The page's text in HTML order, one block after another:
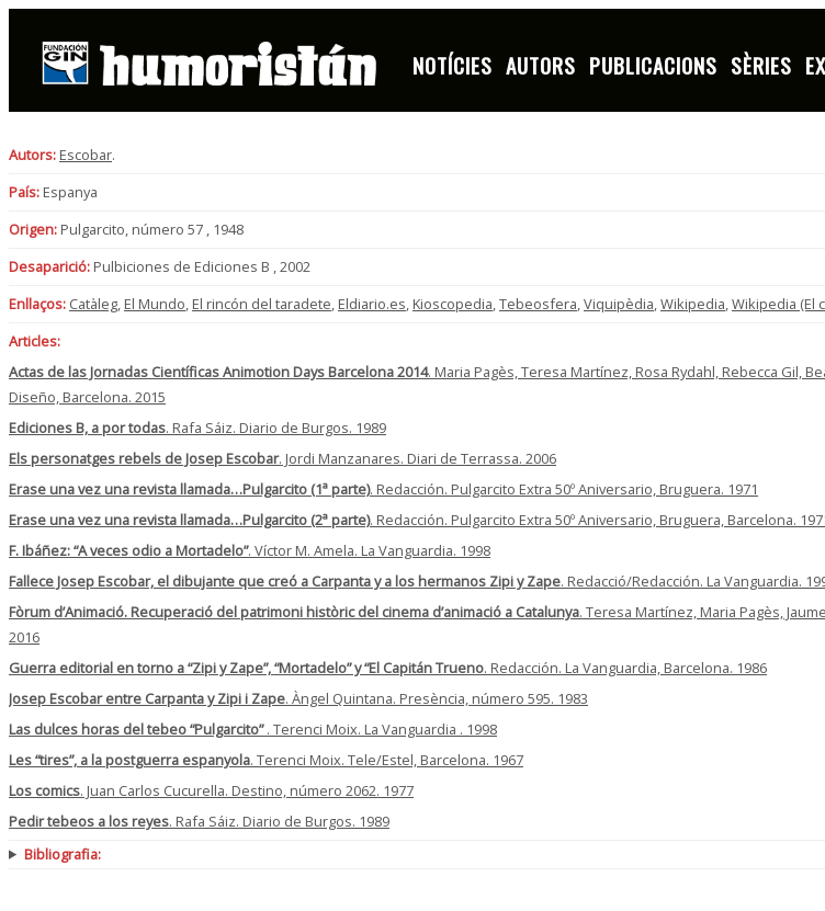
NOTÍCIES AUTORS PUBLICACIONS SÈRIES
FITXA
Autors: Escobar.
País: Espanya
Origen: Pulgarcito, número 57 , 1948
Desaparició: Pulbiciones de Ediciones B , 2002
Enllaços: Catàleg El Mundo El rincón del taradete Eldiario.es Kioscopedia Tebeosfera Viquipèdia Wikipedia Wikipedia (El
Articles:
Actas de las Jornadas Científicas Animotion Days Barcelona 2014. Maria Pagès, Teresa Martínez, Rosa Rydahl, Rebecca Gil,
Diseño, Barcelona. 2015
Ediciones B, a por todas. Rafa Sáiz. Diario de Burgos. 1989
Els personatges rebels de Josep Escobar. Jordi Manzanares. Diari de Terrassa. 2006
Erase una vez una revista llamada…Pulgarcito (1ª parte). Redacción. Pulgarcito Extra 50º Aniversario, Bruguera. 1971
Erase una vez una revista llamada…Pulgarcito (2ª parte). Redacción. Pulgarcito Extra 50º Aniversario, Bruguera, Barcelona.
F. Ibáñez: “A veces odio a Mortadelo”. Víctor M. Amela. La Vanguardia. 1998
Fallece Josep Escobar, el dibujante que creó a Carpanta y a los hermanos Zipi y Zape. Redacció/Redacción. La Vanguardia.
Fòrum d’Animació. Recuperació del patrimoni històric del cinema d’animació a Catalunya. Teresa Martínez, Maria Pagès,
2016
Guerra editorial en torno a “Zipi y Zape”, “Mortadelo” y “El Capitán Trueno. Redacción. La Vanguardia, Barcelona. 1986
Josep Escobar entre Carpanta y Zipi i Zape. Àngel Quintana. Presència, número 595. 1983
Las dulces horas del tebeo “Pulgarcito”. Terenci Moix. La Vanguardia . 1998
Les “tires”, a la postguerra espanyola. Terenci Moix. Tele/Estel, Barcelona. 1967
Los comics. Juan Carlos Cucurella. Destino, número 2062. 1977
Pedir tebeos a los reyes. Rafa Sáiz. Diario de Burgos. 1989
Bibliografia: